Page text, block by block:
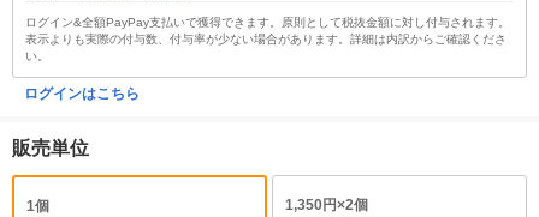
ログイン&全額PayPay支払いで獲得できます。原則として税抜金額に対し付与されます。
表示よりも実際の付与数、付与率が少ない場合があります。詳細は内訳からご確認くださ
い。
ログインはこちら
販売単位
1個
1,350円×2個